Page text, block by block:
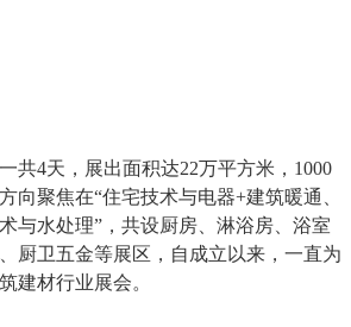
共4天，展出面积达22万平方米，1000
向聚焦在“住宅技术与电器+建筑暖通、
与水处理”，共设厨房、淋浴房、浴室
厨卫五金等展区，自成立以来，一直为
建材行业展会。